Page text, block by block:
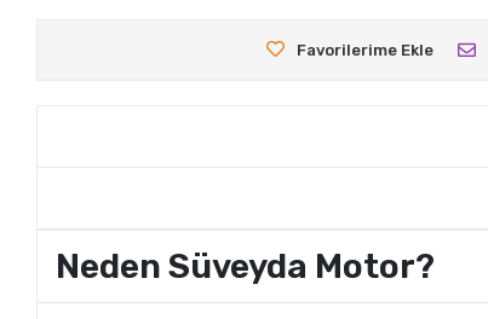
Favorilerime Ekle
Neden Süveyda Motor?